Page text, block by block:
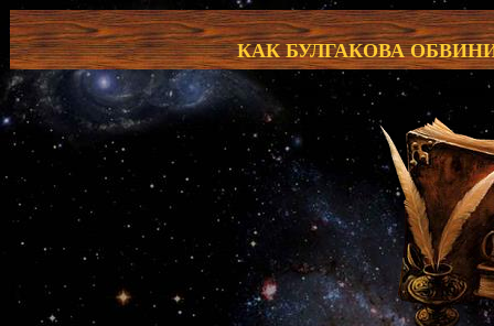
КАК БУЛГАКОВА